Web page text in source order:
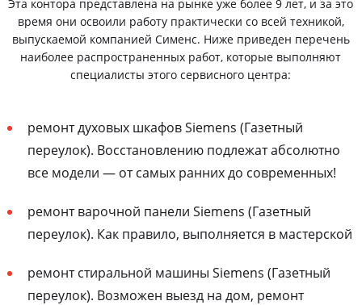
Эта контора представлена на рынке уже более 9 лет, и за это
время они освоили работу практически со всей техникой,
выпускаемой компанией Сименс. Ниже приведен перечень
наиболее распространенных работ, которые выполняют
специалисты этого сервисного центра:
ремонт духовых шкафов Siemens (Газетный
переулок). Восстановлению подлежат абсолютно
все модели — от самых ранних до современных!
ремонт варочной панели Siemens (Газетный
переулок). Как правило, выполняется в мастерской
ремонт стиральной машины Siemens (Газетный
переулок). Возможен выезд на дом, ремонт